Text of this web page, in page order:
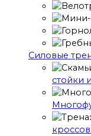
Cиловые
стойки